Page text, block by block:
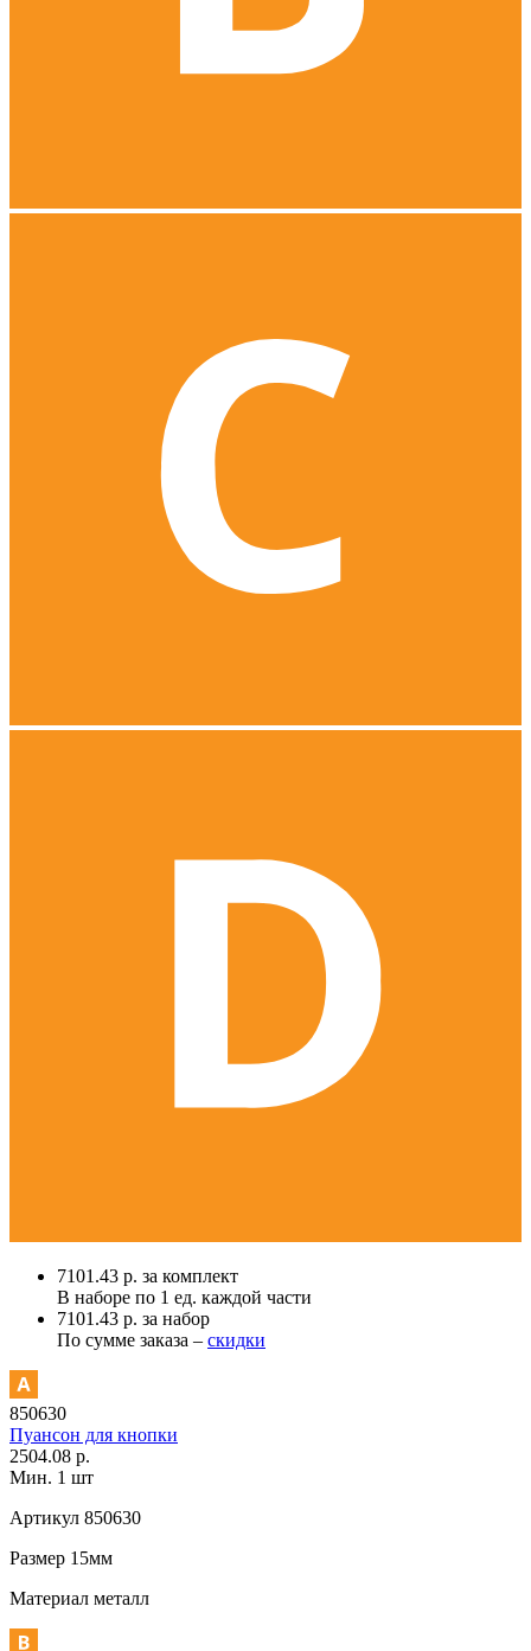
7101.43 р. за комплект
В наборе по 1 ед. каждой части
7101.43 р. за набор
По сумме заказа – скидки
850630
Пуансон для кнопки
2504.08 р.
Мин. 1 шт
Артикул 850630
Размер 15мм
Материал металл